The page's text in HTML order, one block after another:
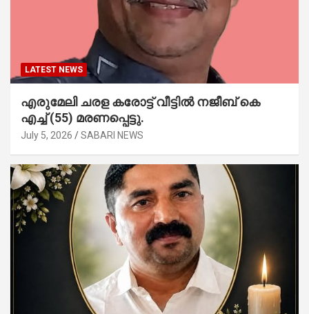
LATEST NEWS
എരുമേലി ചരള കരോട്ട് വീട്ടിൽ നജീബ് കെ
എച്ച് (55) മരണപ്പെട്ടു.
July 5, 2026 SABARI NEWS